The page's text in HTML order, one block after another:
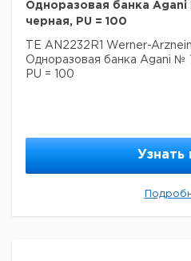
Одноразовая банка Agani
черная, PU = 100
TE AN2232R1 Werner-
Одноразовая банка Agani №
PU = 100
Узнать